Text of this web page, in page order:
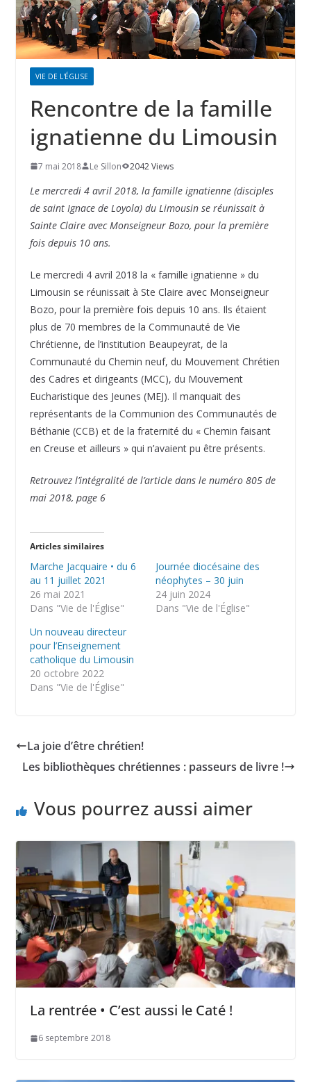
VIE DE L'ÉGLISE
Rencontre de la famille
ignatienne du Limousin
7 mai 2018 Le Sillon 2042 Views
Le mercredi 4 avril 2018, la famille ignatienne (disciples
de saint Ignace de Loyola) du Limousin se réunissait à
Sainte Claire avec Monseigneur Bozo, pour la première
fois depuis 10 ans.
Le mercredi 4 avril 2018 la « famille ignatienne » du
Limousin se réunissait à Ste Claire avec Monseigneur
Bozo, pour la première fois depuis 10 ans. Ils étaient
plus de 70 membres de la Communauté de Vie
Chrétienne, de l’institution Beaupeyrat, de la
Communauté du Chemin neuf, du Mouvement Chrétien
des Cadres et dirigeants (MCC), du Mouvement
Eucharistique des Jeunes (MEJ). Il manquait des
représentants de la Communion des Communautés de
Béthanie (CCB) et de la fraternité du « Chemin faisant
en Creuse et ailleurs » qui n’avaient pu être présents.
Retrouvez l’intégralité de l’article dans le numéro 805 de
mai 2018, page 6
Articles similaires
Marche Jacquaire • du 6
au 11 juillet 2021
26 mai 2021
Dans "Vie de l'Église"
Journée diocésaine des
néophytes – 30 juin
24 juin 2024
Dans "Vie de l'Église"
Un nouveau directeur
pour l’Enseignement
catholique du Limousin
20 octobre 2022
Dans "Vie de l'Église"
La joie d’être chrétien!
Les bibliothèques chrétiennes : passeurs de livre !
Vous pourrez aussi aimer
La rentrée • C’est aussi le Caté !
6 septembre 2018